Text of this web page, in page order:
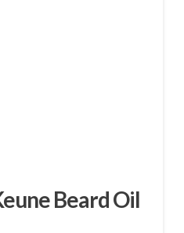
Beard Oil